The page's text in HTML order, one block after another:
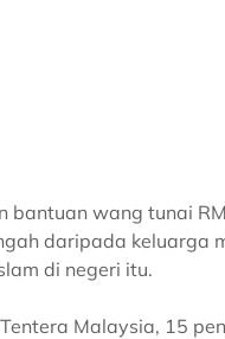
bantuan wang tunai
daripada keluarga
di negeri itu.
Malaysia, 15